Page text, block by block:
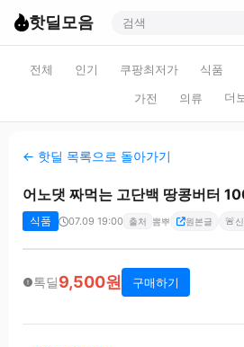
핫딜모음
전체 인기 쿠팡최저가 식품
가전
의류 더
← 핫딜 목록으로 돌아가기
어노댓 짜먹는 고단백 땅콩버터
식품 07.09 19:00 출처 뽐뿌 원본글 🚨
톡딜9,500원 구매하기